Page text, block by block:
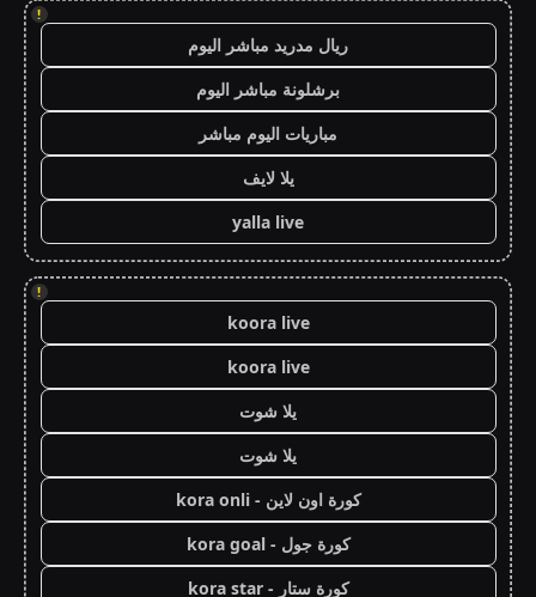
!
ريال مدريد مباشر اليوم
برشلونة مباشر اليوم
مباريات اليوم مباشر
يلا لايف
yalla live
!
koora live
koora live
يلا شوت
يلا شوت
كورة اون لاين - kora onli
كورة جول - kora goal
كورة ستار - kora star